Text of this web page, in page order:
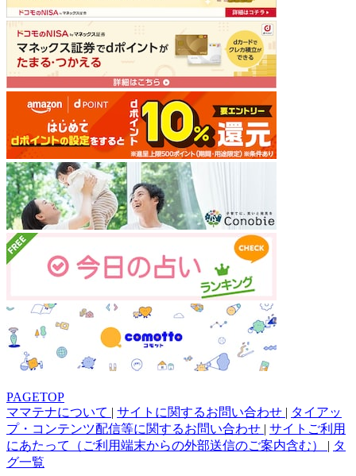
PAGETOP
ママテナについて | サイトに関するお問い合わせ | タイアッ
プ・コンテンツ配信等に関するお問い合わせ | サイトご利用
にあたって（ご利用端末からの外部送信のご案内含む） | タ
グ一覧